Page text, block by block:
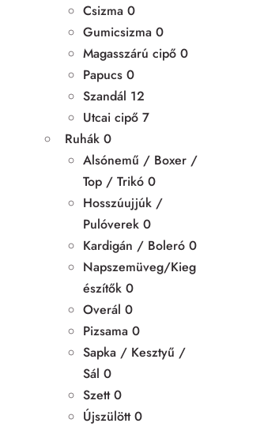
Csizma 0
Gumicsizma 0
Magasszárú cipő 0
Papucs 0
Szandál 12
Utcai cipő 7
Ruhák 0
Alsónemű / Boxer /
Top / Trikó 0
Hosszúujjúk /
Pulóverek 0
Kardigán / Boleró 0
Napszemüveg/Kieg
észítők 0
Overál 0
Pizsama 0
Sapka / Kesztyű /
Sál 0
Szett 0
Újszülött 0